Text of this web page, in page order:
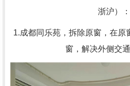
浙沪）：
1.成都同乐苑，拆除原窗，在原
窗，解决外侧交